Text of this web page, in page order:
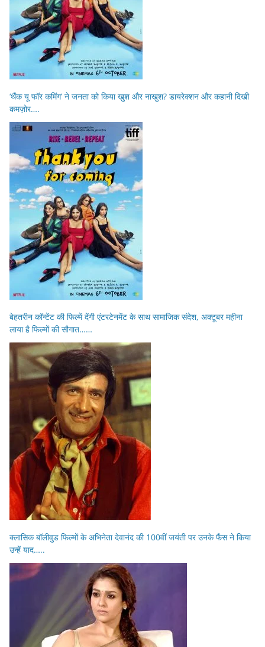
‘थैंक यू फॉर कमिंग’ ने जनता को किया खुश और नाखुश? डायरेक्शन और कहानी दिखी
कमज़ोर….
बेहतरीन कॉन्टेंट की फिल्में देंगी एंटरटेनमेंट के साथ सामाजिक संदेश, अक्टूबर महीना
लाया है फिल्मों की सौगात……
क्लासिक बॉलीवुड फिल्मों के अभिनेता देवानंद की 100वीं जयंती पर उनके फैंस ने किया
उन्हें याद…..